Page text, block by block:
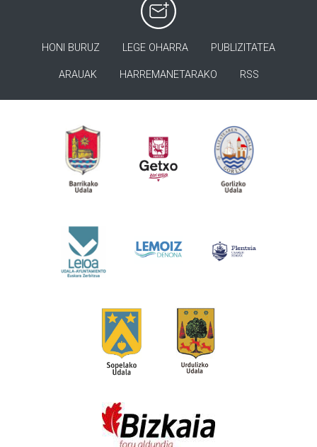
HONI BURUZ LEGE OHARRA PUBLIZITATEA
ARAUAK HARREMANETARAKO RSS